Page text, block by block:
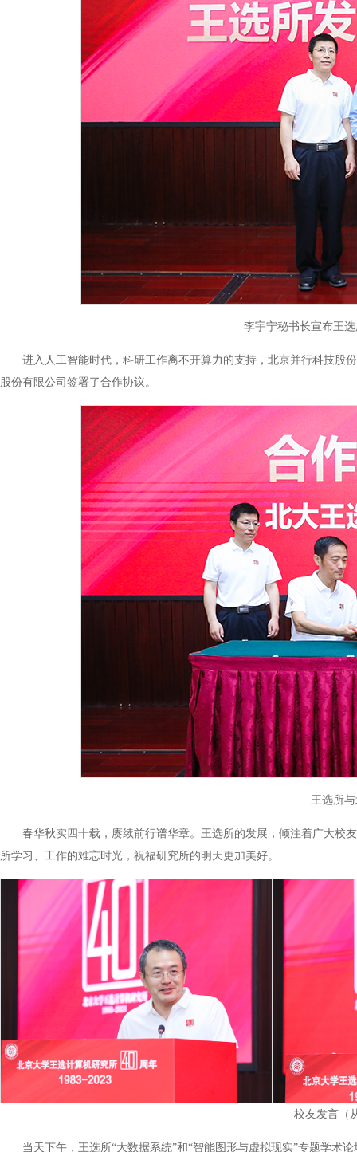
李宇宁秘书长宣布王
进入人工智能时代，科研工作离不开算力的支持，北京并行科技股
股份有限公司签署了合作协议。
王选所
春华秋实四十载，赓续前行谱华章。王选所的发展，倾注着广大校
所学习、工作的难忘时光，祝福研究所的明天更加美好。
校友发言（
当天下午，王选所“大数据系统”和“智能图形与虚拟现实”专题学术